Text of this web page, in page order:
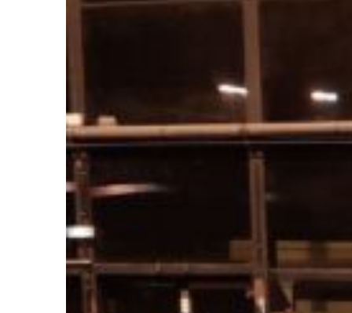
Lieu de prise en charge :
Domicile
Hôpitaux
Liste des hôpitaux pour la prise en charge :
Sélectionner votre hôpital :